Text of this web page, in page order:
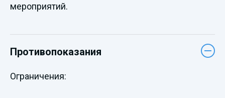
мероприятий.
Противопоказания
Ограничения: